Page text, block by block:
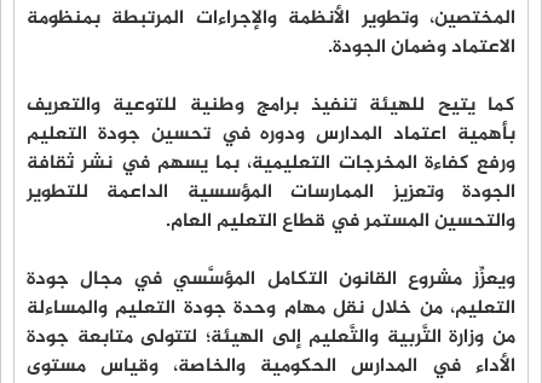
المختصين، وتطوير الأنظمة والإجراءات المرتبطة بمنظومة
الاعتماد وضمان الجودة.
كما يتيح للهيئة تنفيذ برامج وطنية للتوعية والتعريف
بأهمية اعتماد المدارس ودوره في تحسين جودة التعليم
ورفع كفاءة المخرجات التعليمية، بما يسهم في نشر ثقافة
الجودة وتعزيز الممارسات المؤسسية الداعمة للتطوير
والتحسين المستمر في قطاع التعليم العام.
ويعزِّز مشروع القانون التكامل المؤسَّسي في مجال جودة
التعليم، من خلال نقل مهام وحدة جودة التعليم والمساءلة
من وزارة التَّربية والتَّعليم إلى الهيئة؛ لتتولى متابعة جودة
الأداء في المدارس الحكومية والخاصة، وقياس مستوى